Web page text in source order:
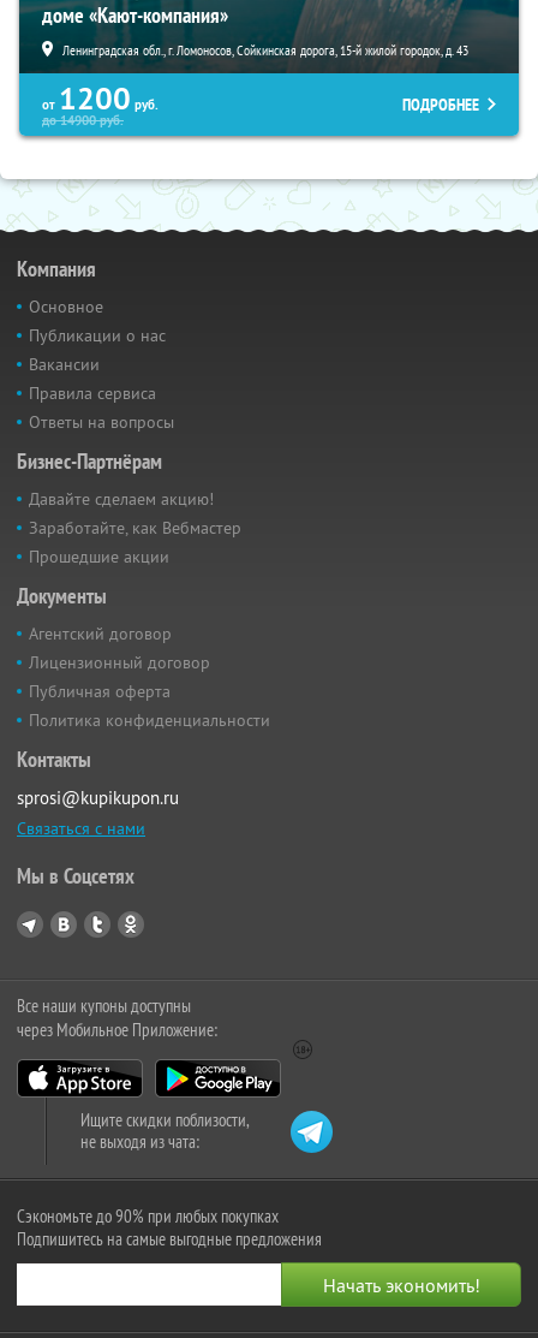
доме «Кают-компания»
Ленинградская обл., г. Ломоносов, Сойкинская дорога, 15-й жилой городок, д. 43
от 1200 руб.
до14900руб.
ПОДРОБНЕЕ
Компания
Основное
Публикации о нас
Вакансии
Правила сервиса
Ответы на вопросы
Бизнес-Партнёрам
Давайте сделаем акцию!
Заработайте, как Вебмастер
Прошедшие акции
Документы
Агентский договор
Лицензионный договор
Публичная оферта
Политика конфиденциальности
Контакты
sprosi@kupikupon.ru
Связаться с нами
Мы в Соцсетях
Все наши купоны доступны
через Мобильное Приложение:
Ищите скидки поблизости,
не выходя из чата:
Сэкономьте до 90% при любых покупках
Подпишитесь на самые выгодные предложения